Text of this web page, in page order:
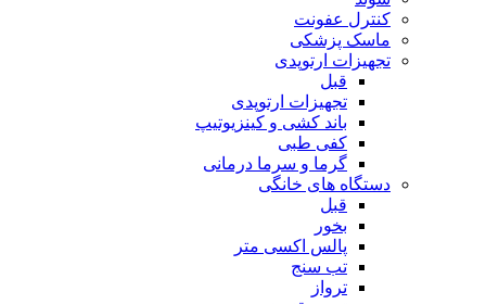
کنترل عفونت
ماسک پزشکی
تجهیزات ارتوپدی
قبل
تجهیزات ارتوپدی
باند کشی و کینزیوتیپ
کفی طبی
گرما و سرما درمانی
دستگاه های خانگی
قبل
بخور
پالس اکسی متر
تب سنج
ترواز